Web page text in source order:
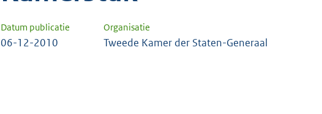
Datum publicatie Organisatie
06-12-2010 Tweede Kamer der Staten-Generaal